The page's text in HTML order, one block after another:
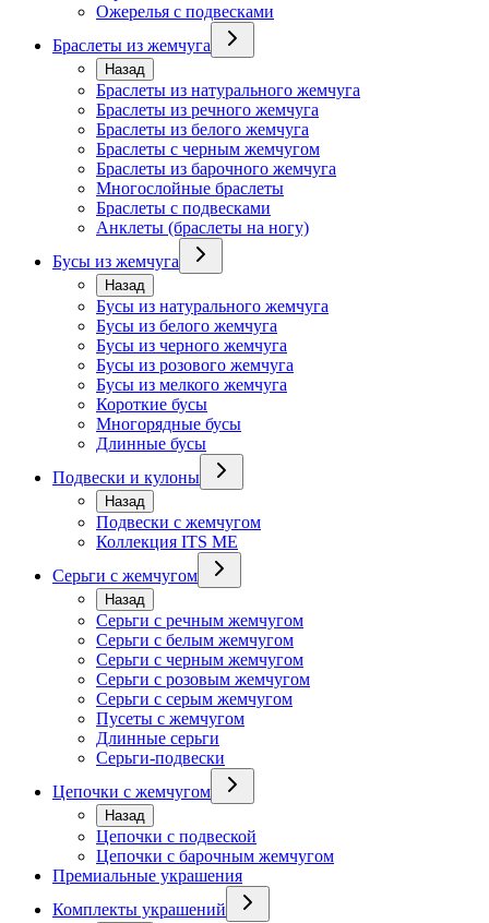
Ожерелья с подвесками
Браслеты из жемчуга
Назад
Браслеты из натурального жемчуга
Браслеты из речного жемчуга
Браслеты из белого жемчуга
Браслеты с черным жемчугом
Браслеты из барочного жемчуга
Многослойные браслеты
Браслеты с подвесками
Анклеты (браслеты на ногу)
Бусы из жемчуга
Назад
Бусы из натурального жемчуга
Бусы из белого жемчуга
Бусы из черного жемчуга
Бусы из розового жемчуга
Бусы из мелкого жемчуга
Короткие бусы
Многорядные бусы
Длинные бусы
Подвески и кулоны
Назад
Подвески с жемчугом
Коллекция ITS ME
Серьги с жемчугом
Назад
Серьги с речным жемчугом
Серьги с белым жемчугом
Серьги с черным жемчугом
Серьги с розовым жемчугом
Серьги с серым жемчугом
Пусеты с жемчугом
Длинные серьги
Серьги-подвески
Цепочки с жемчугом
Назад
Цепочки с подвеской
Цепочки с барочным жемчугом
Премиальные украшения
Комплекты украшений